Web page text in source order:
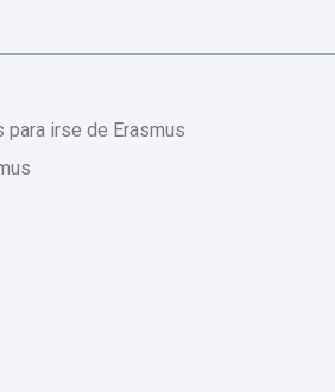
irse de Erasmus